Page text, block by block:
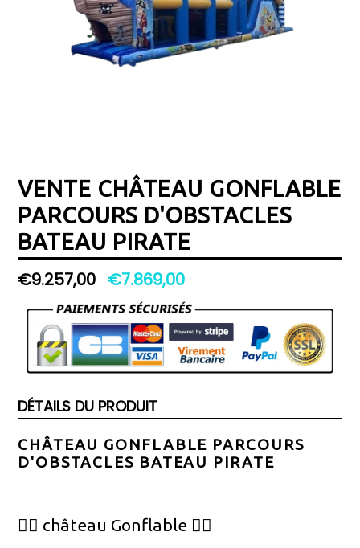
VENTE CHÂTEAU GONFLABLE
PARCOURS D'OBSTACLES
BATEAU PIRATE
Prix
régulier
€9.257,00 €7.869,00
DÉTAILS DU PRODUIT
CHÂTEAU GONFLABLE PARCOURS
D'OBSTACLES BATEAU PIRATE
🦸‍♂️ château Gonflable 🦸‍♀️